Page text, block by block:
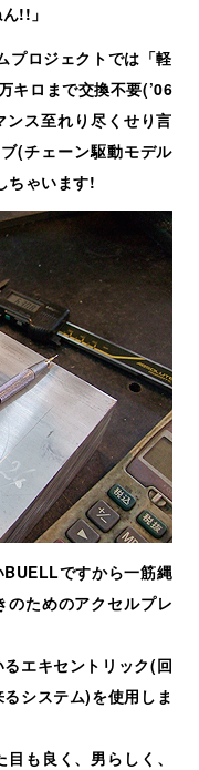
!!」
プロジェクトでは「軽
キロまで交換不要(’06
ス至れり尽くせり言
(チェーン駆動モデル
ちゃいます!
ですから一筋縄
のためのアクセルプレ
エキセントリック(回
システム)を使用しま
も良く、男らしく、